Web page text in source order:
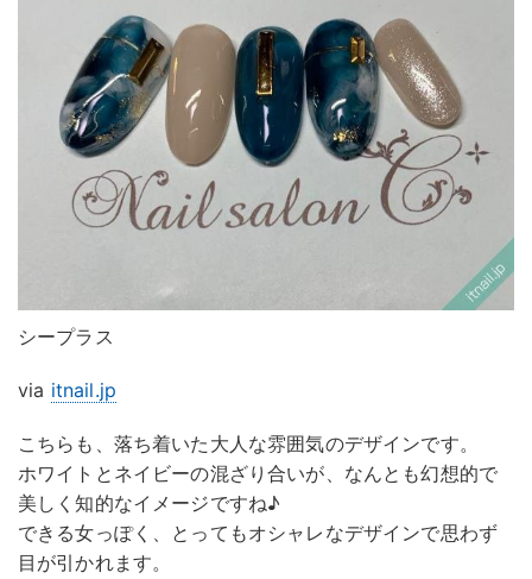
シープラス
via itnail.jp
こちらも、落ち着いた大人な雰囲気のデザインです。
ホワイトとネイビーの混ざり合いが、なんとも幻想的で
美しく知的なイメージですね♪
できる女っぽく、とってもオシャレなデザインで思わず
目が引かれます。